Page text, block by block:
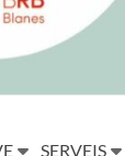
SERVEIS